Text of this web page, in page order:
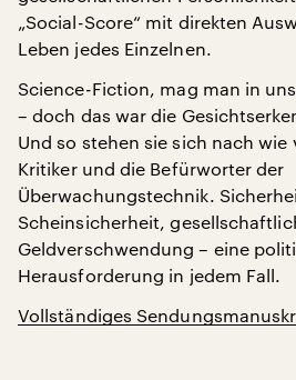
„Social-Score“ mit direkten
Leben jedes Einzelnen.
Science-Fiction, mag man in
– doch das war die
Und so stehen sie sich nach wie
Kritiker und die Befürworter der
Überwachungstechnik.
Scheinsicherheit,
Geldverschwendung – eine
Herausforderung in jedem Fall.
Vollständiges